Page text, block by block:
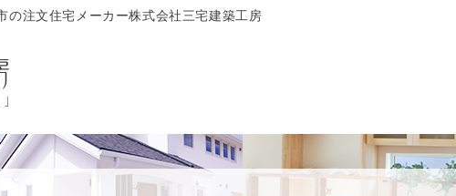
の注文住宅メーカー株式会社三宅建築工房